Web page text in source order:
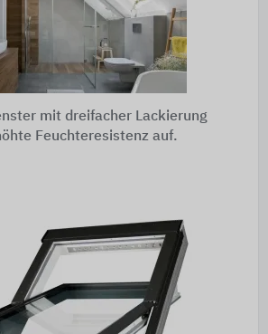
mit dreifacher Lackierung
Feuchteresistenz auf.